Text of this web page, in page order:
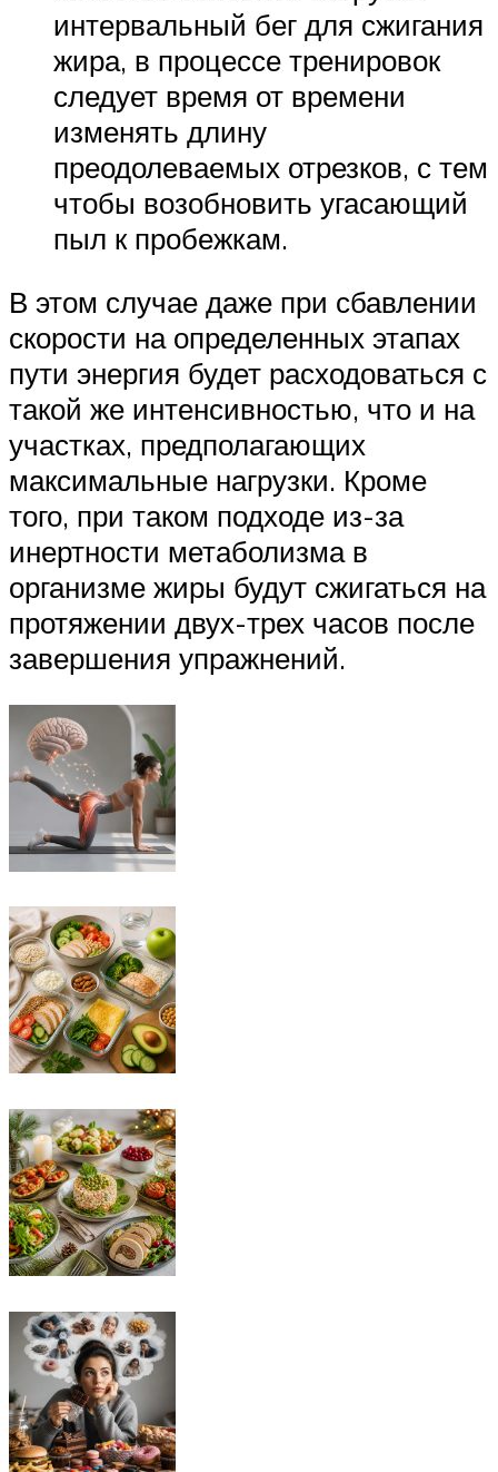
интервальный бег для сжигания
жира, в процессе тренировок
следует время от времени
изменять длину
преодолеваемых отрезков, с тем
чтобы возобновить угасающий
пыл к пробежкам.
В этом случае даже при сбавлении
скорости на определенных этапах
пути энергия будет расходоваться с
такой же интенсивностью, что и на
участках, предполагающих
максимальные нагрузки. Кроме
того, при таком подходе из-за
инертности метаболизма в
организме жиры будут сжигаться на
протяжении двух-трех часов после
завершения упражнений.